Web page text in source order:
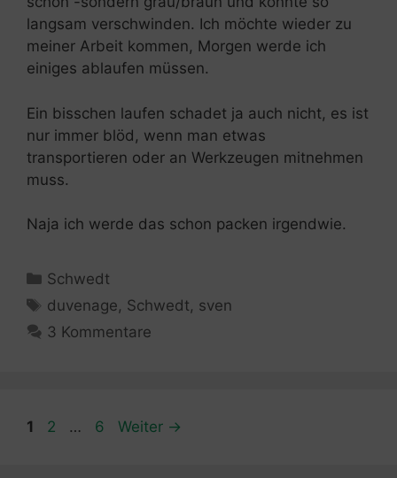
langsam verschwinden. Ich möchte wieder zu
meiner Arbeit kommen, Morgen werde ich
einiges ablaufen müssen.
Ein bisschen laufen schadet ja auch nicht, es ist
nur immer blöd, wenn man etwas
transportieren oder an Werkzeugen mitnehmen
muss.
Naja ich werde das schon packen irgendwie.
Kategorien
Schwedt
Schlagwörter
duvenage, Schwedt, sven
3 Kommentare
Seite
1 Seite
2 … Seite
6 Weiter →